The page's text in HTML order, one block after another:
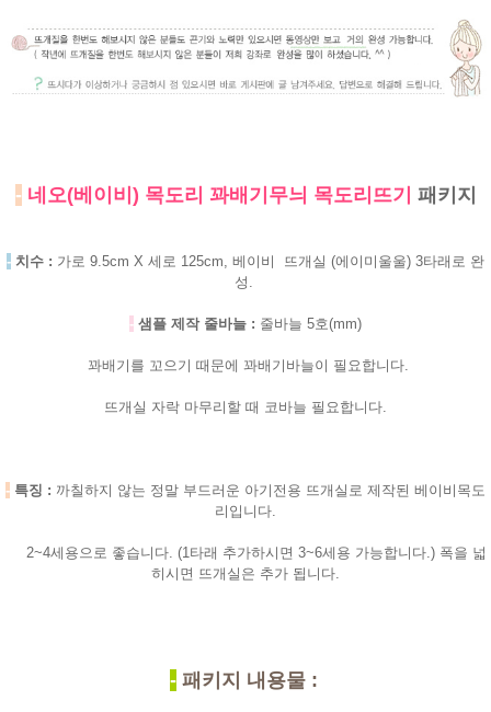
- 네오(베이비) 목도리 꽈배기무늬 목도리뜨기 패키지
- 치수 : 가로 9.5cm X 세로 125cm, 베이비 뜨개실 (에이미울울) 3타래로 완
성.
- 샘플 제작 줄바늘 : 줄바늘 5호(mm)
꽈배기를 꼬으기 때문에 꽈배기바늘이 필요합니다.
뜨개실 자락 마무리할 때 코바늘 필요합니다.
- 특징 : 까칠하지 않는 정말 부드러운 아기전용 뜨개실로 제작된 베이비목도
리입니다.
2~4세용으로 좋습니다. (1타래 추가하시면 3~6세용 가능합니다.) 폭을 넓
히시면 뜨개실은 추가 됩니다.
- 패키지 내용물 :